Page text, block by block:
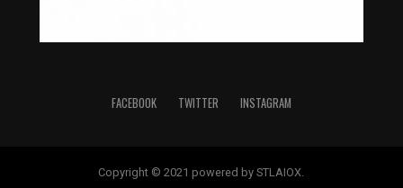
FACEBOOK TWITTER INSTAGRAM
Copyright © 2021 powered by STLAIOX.